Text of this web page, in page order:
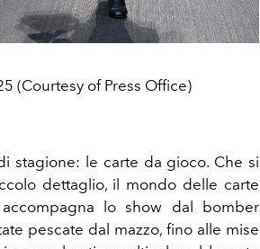
(Courtesy of Press Office)
stagione: le carte da gioco. Che si
dettaglio, il mondo delle carte
lo show dal bomber
pescate dal mazzo, fino alle mise